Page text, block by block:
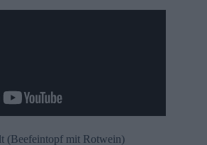
(Beefeintopf mit Rotwein)